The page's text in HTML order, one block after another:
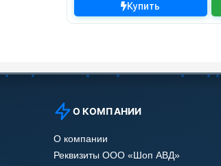
Купить
О КОМПАНИИ
О компании
Реквизиты ООО «Шоп АВД»